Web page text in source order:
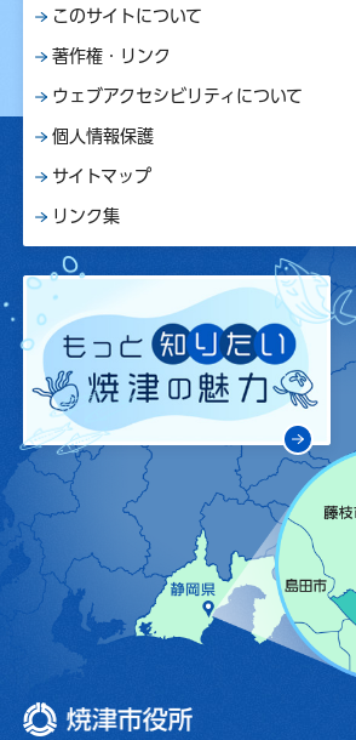
このサイトについて
著作権・リンク
ウェブアクセシビリティについて
個人情報保護
サイトマップ
リンク集
焼津市役所